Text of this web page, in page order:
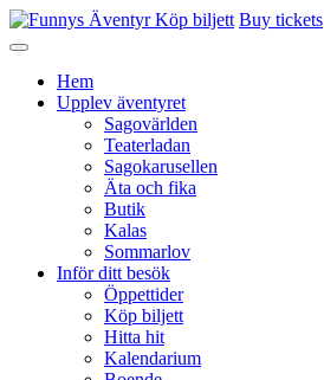
Köp biljett Buy tickets
Hem
Upplev äventyret
Sagovärlden
Teaterladan
Sagokarusellen
Äta och fika
Butik
Kalas
Sommarlov
Inför ditt besök
Öppettider
Köp biljett
Hitta hit
Kalendarium